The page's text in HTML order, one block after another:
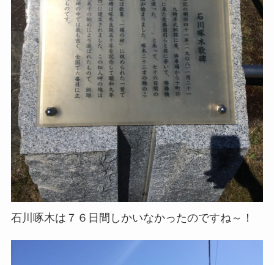
石川啄木は７６日間しかいなかったのですね～！